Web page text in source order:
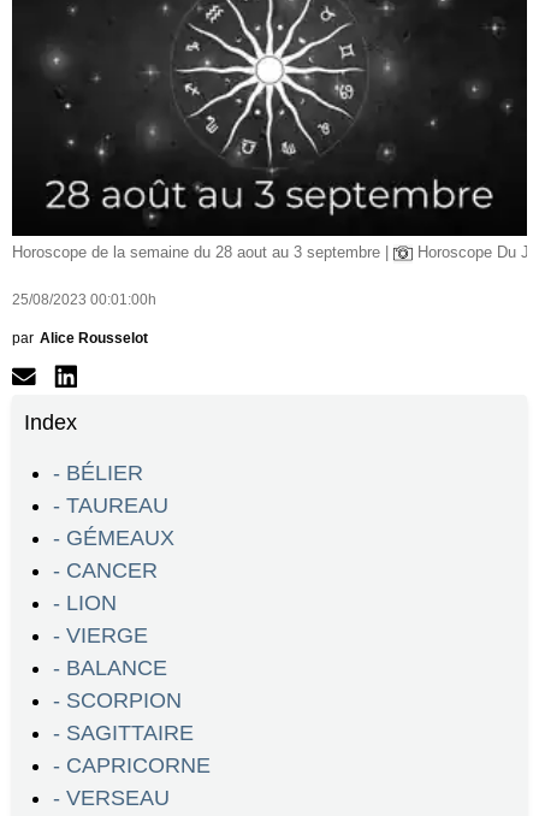
Horoscope de la semaine du 28 aout au 3 septembre | Horoscope Du
25/08/2023 00:01:00h
par Alice Rousselot
Index
- BÉLIER
- TAUREAU
- GÉMEAUX
- CANCER
- LION
- VIERGE
- BALANCE
- SCORPION
- SAGITTAIRE
- CAPRICORNE
- VERSEAU